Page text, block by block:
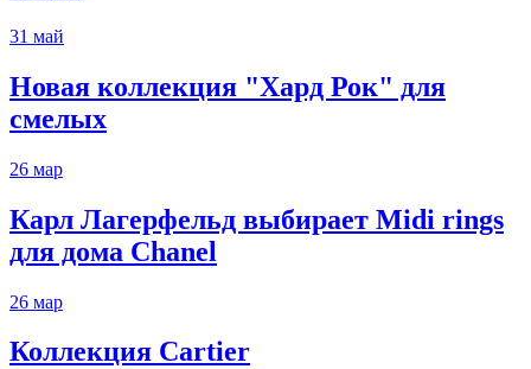
31 май
Новая коллекция "Хард Рок" для
смелых
26 мар
Карл Лагерфельд выбирает Midi rings
для дома Chanel
26 мар
Коллекция Cartier